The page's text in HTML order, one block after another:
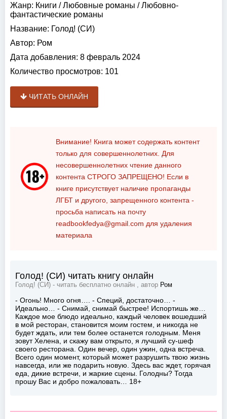
Жанр: Книги /Любовные романы /Любовно-
фантастические романы
Название: Голод! (СИ)
Автор: Ром
Дата добавления: 8 февраль 2024
Количество просмотров: 101
ЧИТАТЬ ОНЛАЙН
Внимание! Книга может содержать контент
только для совершеннолетних. Для
несовершеннолетних чтение данного
контента СТРОГО ЗАПРЕЩЕНО! Если в
книге присутствует наличие пропаганды
ЛГБТ и другого, запрещенного контента -
просьба написать на почту
readbookfedya@gmail.com для удаления
материала
Голод! (СИ) читать книгу онлайн
Голод! (СИ) - читать бесплатно онлайн , автор Ром
- Огонь! Много огня…. - Специй, достаточно… -
Идеально… - Снимай, снимай быстрее! Испортишь же…
Каждое мое блюдо идеально, каждый человек вошедший
в мой ресторан, становится моим гостем, и никогда не
будет ждать, или тем более останется голодным. Меня
зовут Хелена, и скажу вам открыто, я лучший су-шеф
своего ресторана. Один вечер, один ужин, одна встреча.
Всего один момент, который может разрушить твою жизнь
навсегда, или же подарить новую. Здесь вас ждет, горячая
еда, дикие встречи, и жаркие сцены. Голодны? Тогда
прошу Вас и добро пожаловать… 18+